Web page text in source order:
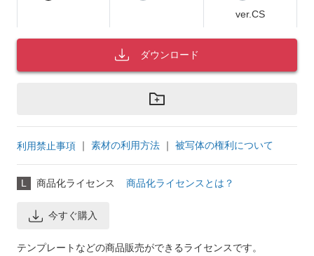
ver.CS
ダウンロード
利用禁止事項 ｜ 素材の利用方法 ｜ 被写体の権利について
L 商品化ライセンス 商品化ライセンスとは？
今すぐ購入
テンプレートなどの商品販売ができるライセンスです。